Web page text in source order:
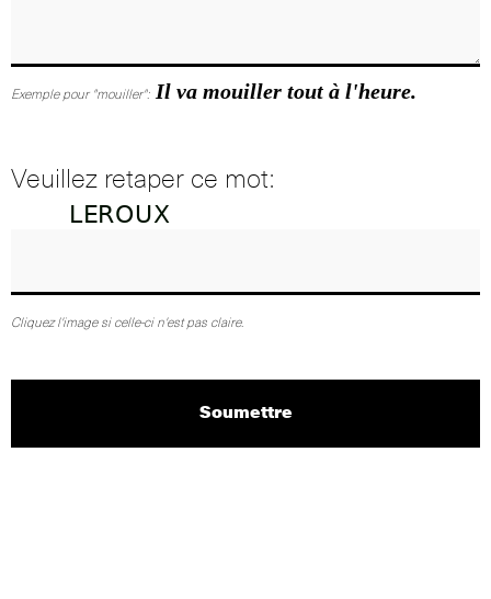
Exemple pour "mouiller": Il va mouiller tout à l'heure.
Veuillez retaper ce mot:
Cliquez l'image si celle-ci n'est pas claire.
Soumettre